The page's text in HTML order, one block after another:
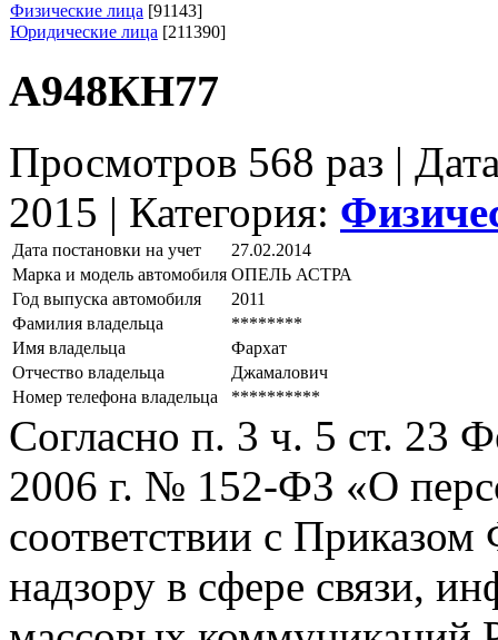
Физические лица [91143]
Юридические лица [211390]
А948КН77
Просмотров 568 раз |
2015 | Категория:
Дата постановки на учет
27.02.2014
Марка и модель автомобиля ОПЕЛЬ АСТРА
Год выпуска автомобиля
2011
Фамилия владельца
********
Имя владельца
Фархат
Отчество владельца
Джамалович
Номер телефона владельца
**********
Согласно п. 3 ч. 5 ст. 23
2006 г. № 152-ФЗ «О
соответствии с
надзору в сфере связи,